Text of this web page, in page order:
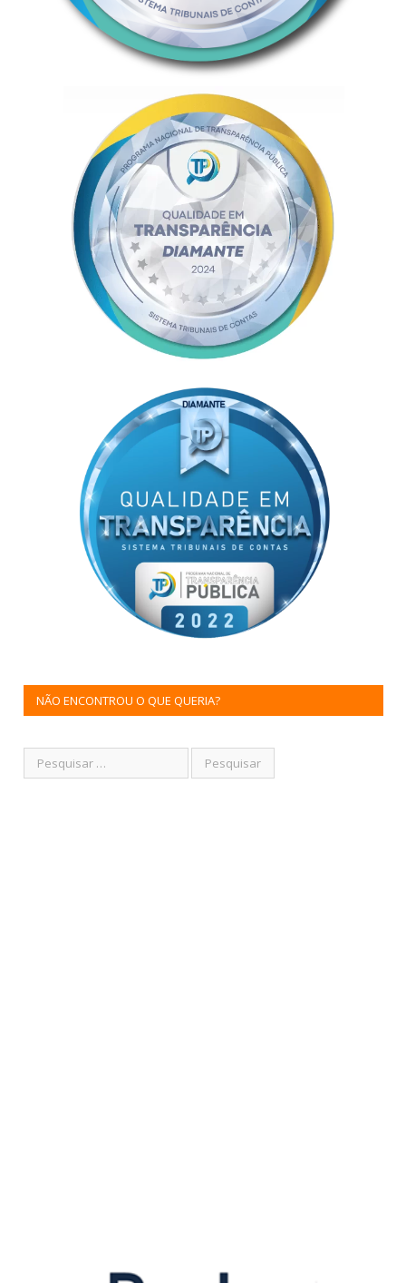
NÃO ENCONTROU O QUE QUERIA?